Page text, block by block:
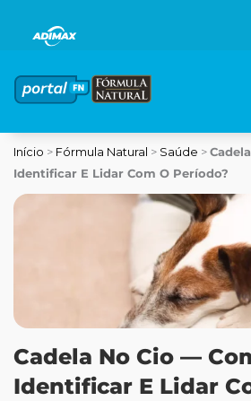
conteúdo
Início > Fórmula Natural > Saúde >
Identificar E Lidar Com O Período?
Cadela No Cio —
Identificar E Lidar